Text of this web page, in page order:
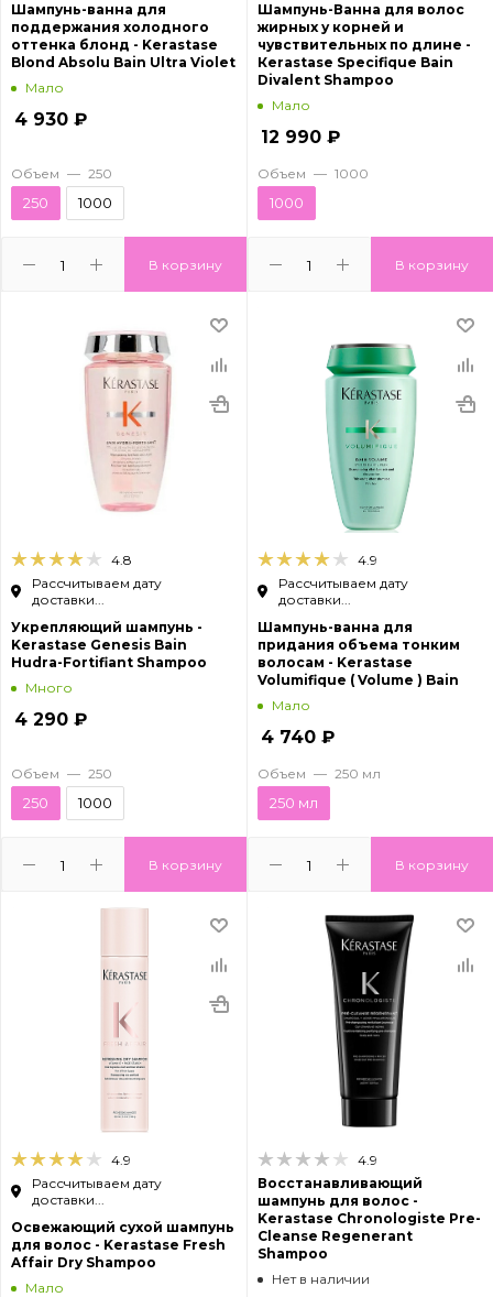
Шампунь-ванна для
поддержания холодного
оттенка блонд - Kerastase
Blond Absolu Bain Ultra Violet
Мало
4 930 ₽
В корзину
Объем — 250
250 1000
Шампунь-Ванна для волос
жирных у корней и
чувствительных по длине -
Кerastase Specifique Bain
Divalent Shampoo
Мало
12 990 ₽
В корзину
Объем — 1000
1000
4.8
Рассчитываем дату
доставки...
Укрепляющий шампунь -
Kerastase Genesis Bain
Hudra-Fortifiant Shampoo
Много
4 290 ₽
В корзину
Объем — 250
250 1000
4.9
Рассчитываем дату
доставки...
Шампунь-ванна для
придания объема тонким
волосам - Kerastase
Volumifique ( Volume ) Bain
Мало
4 740 ₽
В корзину
Объем — 250 мл
250 мл
4.9
Рассчитываем дату
доставки...
Освежающий сухой шампунь
для волос - Kerastase Fresh
Affair Dry Shampoo
Мало
4.9
Восстанавливающий
шампунь для волос -
Kerastase Chronologiste Pre-
Cleanse Regenerant
Shampoo
Нет в наличии